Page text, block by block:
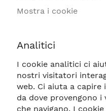
Valutazione
1
2
3
4
5
Nickname
Mostra i cookie
Analitici
I cookie analitici ci
nostri visitatori
web. Ci aiuta a
da dove provengono
che navigano. I